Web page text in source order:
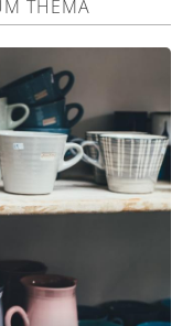
THEMA